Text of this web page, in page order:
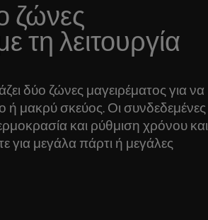
ζώνες
τη λειτουργία
δύο ζώνες μαγειρέματος για να
ή μακρύ σκεύος. Οι συνδεδεμένες
και ρύθμιση χρόνου και
για μεγάλα πάρτι ή μεγάλες